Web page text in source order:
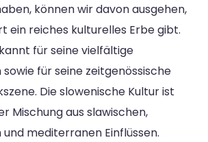
können wir davon ausgehen,
ein reiches kulturelles Erbe gibt.
für seine vielfältige
für seine zeitgenössische
Die slowenische Kultur ist
Mischung aus slawischen,
mediterranen Einflüssen.